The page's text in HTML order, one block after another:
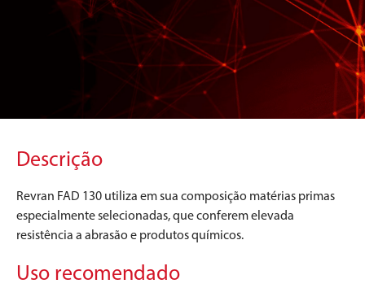
Descrição
Revran FAD 130 utiliza em sua composição matérias primas
especialmente selecionadas, que conferem elevada
resistência a abrasão e produtos químicos.
Uso recomendado